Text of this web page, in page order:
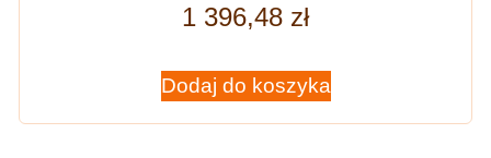
1 396,48 zł
Dodaj do koszyka